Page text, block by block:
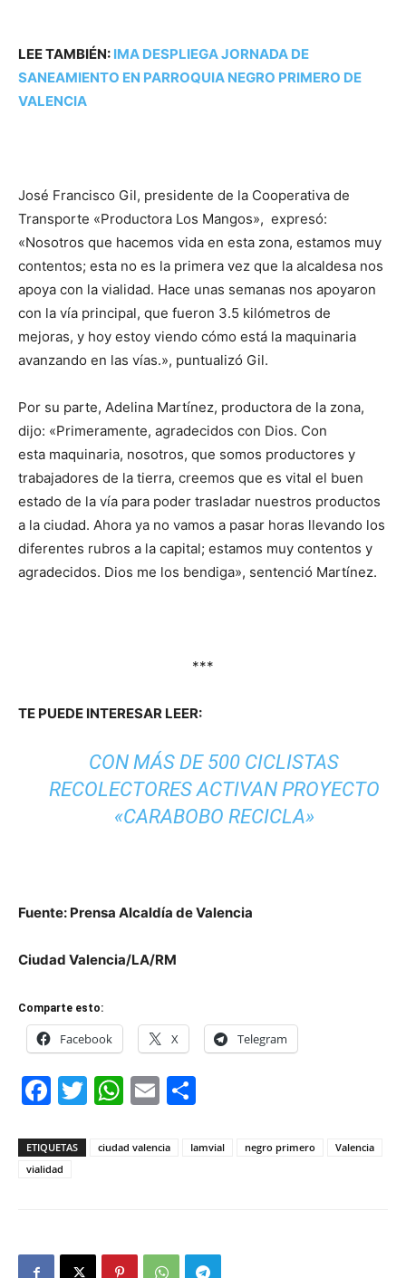
LEE TAMBIÉN: IMA DESPLIEGA JORNADA DE
SANEAMIENTO EN PARROQUIA NEGRO PRIMERO DE
VALENCIA
José Francisco Gil, presidente de la Cooperativa de
Transporte «Productora Los Mangos», expresó:
«Nosotros que hacemos vida en esta zona, estamos muy
contentos; esta no es la primera vez que la alcaldesa nos
apoya con la vialidad. Hace unas semanas nos apoyaron
con la vía principal, que fueron 3.5 kilómetros de
mejoras, y hoy estoy viendo cómo está la maquinaria
avanzando en las vías.», puntualizó Gil.
Por su parte, Adelina Martínez, productora de la zona,
dijo: «Primeramente, agradecidos con Dios. Con
esta maquinaria, nosotros, que somos productores y
trabajadores de la tierra, creemos que es vital el buen
estado de la vía para poder trasladar nuestros productos
a la ciudad. Ahora ya no vamos a pasar horas llevando los
diferentes rubros a la capital; estamos muy contentos y
agradecidos. Dios me los bendiga», sentenció Martínez.
***
TE PUEDE INTERESAR LEER:
CON MÁS DE 500 CICLISTAS
RECOLECTORES ACTIVAN PROYECTO
«CARABOBO RECICLA»
Fuente: Prensa Alcaldía de Valencia
Ciudad Valencia/LA/RM
Comparte esto:
Facebook X Telegram
Facebook
Twitter
WhatsApp
Email
ETIQUETAS ciudad valencia Iamvial negro primero
Valencia
vialidad